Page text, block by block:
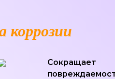
коррозии
Сокращает